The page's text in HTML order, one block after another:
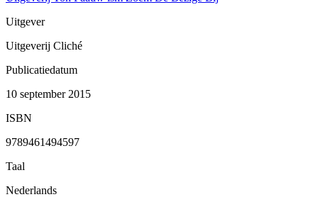
Uitgever
Uitgeverij Cliché
Publicatiedatum
10 september 2015
ISBN
9789461494597
Taal
Nederlands